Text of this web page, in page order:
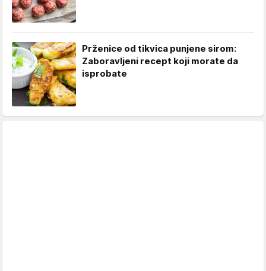
Prženice od tikvica punjene sirom:
Zaboravljeni recept koji morate da
isprobate